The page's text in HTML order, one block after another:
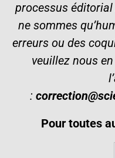
processus
ne sommes
erreurs ou des
veuillez nous
:
Pour toutes